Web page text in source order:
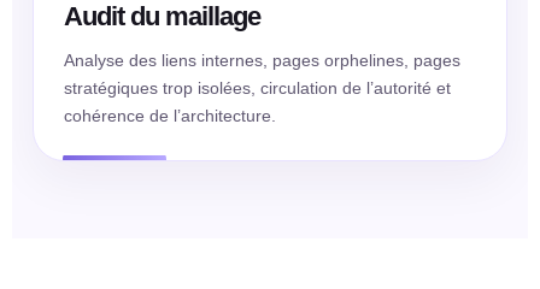
Audit du maillage
Analyse des liens internes, pages orphelines, pages
stratégiques trop isolées, circulation de l’autorité et
cohérence de l’architecture.